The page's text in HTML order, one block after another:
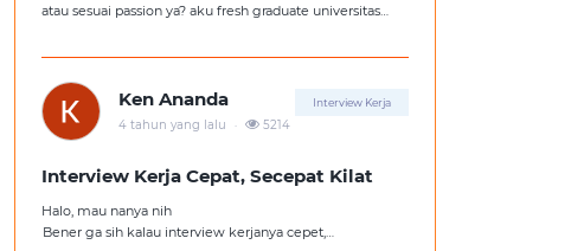
atau sesuai passion ya? aku fresh graduate universitas
marketing. Ortuku tentu kasi saran biar aku ambil
Ken Ananda Interview Kerja
4 tahun yang lalu . 5214
Interview Kerja Cepat, Secepat Kilat
Halo, mau nanya nih
Bener ga sih kalau interview kerjanya cepet,